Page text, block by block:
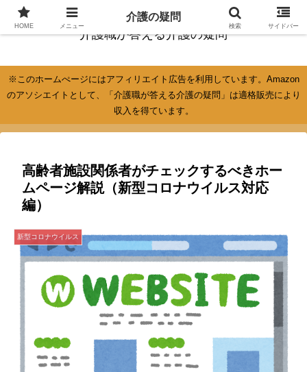
介護職が答える介護の疑問
※このホームぺージにはアフィリエイト広告を利用しています。Amazon
のアソシエイトとして、「介護職が答える介護の疑問」は適格販売により
収入を得ています。
高齢者施設関係者がチェックするべきホー
ムページ解説（新型コロナウイルス対応
編）
新型コロナウイルス
HOME メニュー
介護の疑問
検索 サイドバー